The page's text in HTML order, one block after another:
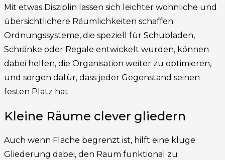
Mit etwas Disziplin lassen sich leichter wohnliche und
übersichtlichere Räumlichkeiten schaffen.
Ordnungssysteme, die speziell für Schubladen,
Schränke oder Regale entwickelt wurden, können
dabei helfen, die Organisation weiter zu optimieren,
und sorgen dafür, dass jeder Gegenstand seinen
festen Platz hat.
Kleine Räume clever gliedern
Auch wenn Fläche begrenzt ist, hilft eine kluge
Gliederung dabei, den Raum funktional zu